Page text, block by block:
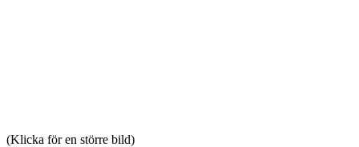
(Klicka för en större bild)